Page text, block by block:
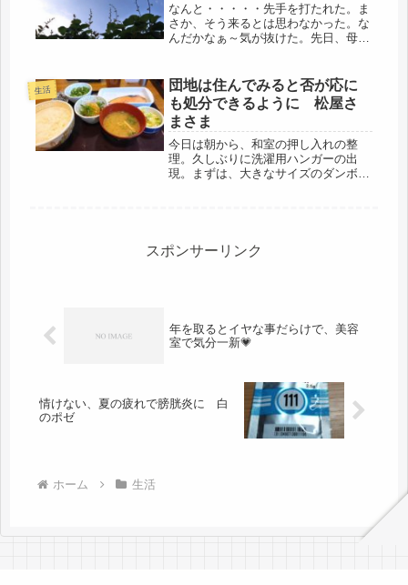
なんと・・・・・先手を打たれた。ま
さか、そう来るとは思わなかった。な
んだかなぁ～気が抜けた。先日、母に
って来る・・・きっと何かある。あ
あ、そうだ、会社のＯＢ会で、前にも
この...
生活
団地は住んでみると否が応に
も処分できるように 松屋さ
まさま
今日は朝から、和室の押し入れの整
理。久しぶりに洗濯用ハンガーの出
現。まずは、大きなサイズのダンボー
ないと...
スポンサーリンク
年を取るとイヤな事だらけで、美容
室で気分一新💗
情けない、夏の疲れで膀胱炎に 白
のポゼ
ホーム 生活